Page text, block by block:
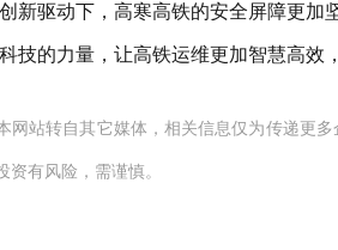
新驱动下，高寒高铁的安全屏障更
技的力量，让高铁运维更加智慧高效
网站转自其它媒体，相关信息仅为传递更
有风险，需谨慎。